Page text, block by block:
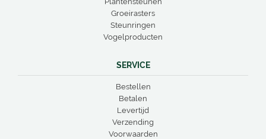
Groeirasters
Steunringen
Vogelproducten
SERVICE
Bestellen
Betalen
Levertijd
Verzending
Voorwaarden